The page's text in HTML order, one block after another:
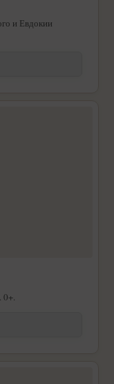
и Евдокии
0+.